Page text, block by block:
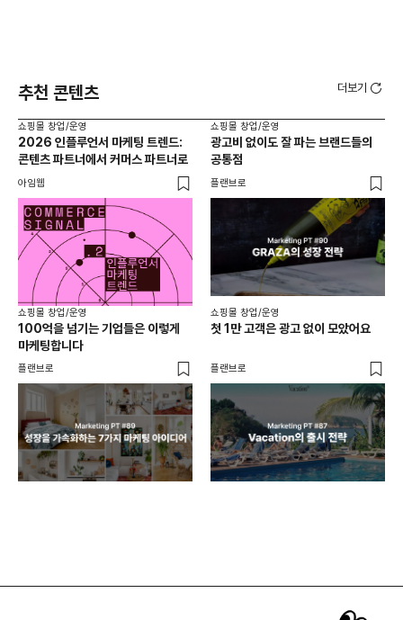
추천 콘텐츠 더보기
쇼핑몰 창업/운영
2026 인플루언서 마케팅 트렌드:
콘텐츠 파트너에서 커머스 파트너로
아임웹
쇼핑몰 창업/운영
광고비 없이도 잘 파는 브랜드들의
공통점
플랜브로
쇼핑몰 창업/운영
100억을 넘기는 기업들은 이렇게
마케팅합니다
플랜브로
쇼핑몰 창업/운영
첫 1만 고객은 광고 없이 모았어요
플랜브로